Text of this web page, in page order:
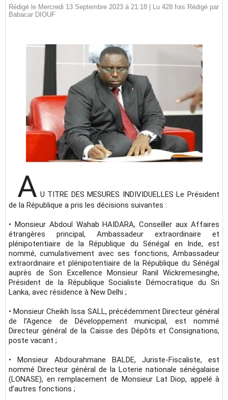
Rédigé le Mercredi 13 Septembre 2023 à 21:18 | Lu 428 fois Rédigé par
Babacar DIOUF
A U TITRE DES MESURES INDIVIDUELLES Le Président
de la République a pris les décisions suivantes :
• Monsieur Abdoul Wahab HAIDARA, Conseiller aux Affaires
étrangères principal, Ambassadeur extraordinaire et
plénipotentiaire de la République du Sénégal en Inde, est
nommé, cumulativement avec ses fonctions, Ambassadeur
extraordinaire et plénipotentiaire de la République du Sénégal
auprès de Son Excellence Monsieur Ranil Wickremesinghe,
Président de la République Socialiste Démocratique du Sri
Lanka, avec résidence à New Delhi ;
• Monsieur Cheikh Issa SALL, précédemment Directeur général
de l’Agence de Développement municipal, est nommé
Directeur général de la Caisse des Dépôts et Consignations,
poste vacant ;
• Monsieur Abdourahmane BALDE, Juriste-Fiscaliste, est
nommé Directeur général de la Loterie nationale sénégalaise
(LONASE), en remplacement de Monsieur Lat Diop, appelé à
d’autres fonctions ;